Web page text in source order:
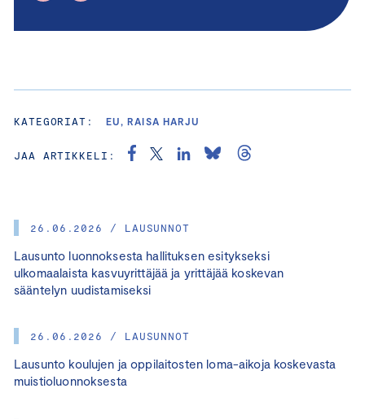
26.06.2026 / LAUSUNNOT
Lausunto luonnoksesta hallituksen esitykseksi
ulkomaalaista kasvuyrittäjää ja yrittäjää koskevan
sääntelyn uudistamiseksi
26.06.2026 / LAUSUNNOT
Lausunto koulujen ja oppilaitosten loma-aikoja koskevasta
muistioluonnoksesta
KATEGORIAT: EU, RAISA HARJU
JAA ARTIKKELI: